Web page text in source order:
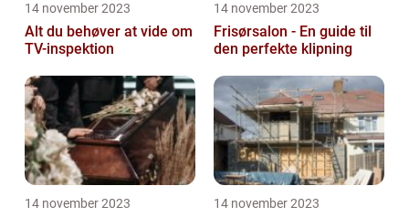
14 november 2023
Alt du behøver at vide om
TV-inspektion
14 november 2023
Frisørsalon - En guide til
den perfekte klipning
14 november 2023 14 november 2023